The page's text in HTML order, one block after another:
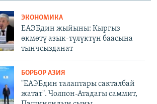
ЭКОНОМИКА
ЕАЭБдин жыйыны: Кыргыз
өкмөтү азык-түлүктүн баасына
тынчсызданат
БОРБОР АЗИЯ
"ЕАЭБдин талаптары сакталбай
жатат". Чолпон-Атадагы саммит,